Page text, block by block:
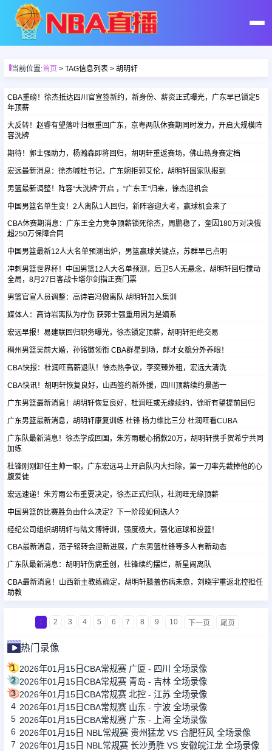
首页
足球直播
篮球直播
足球录像
篮球录像
足球集锦
篮球集锦
当前位置:首页 > TAG信息列表 > 胡明轩
CBA重磅！徐杰抵达四川官宣签新约，新身份、薪资正式曝光，广东早已锁定5
年顶薪
大反转！赵睿有望落叶归根重回广东，京粤两队休赛期同时发力，开启大规模阵
容洗牌
期待！郭士强助力，杨瀚森即将回归，胡明轩重返赛场，佛山热身赛定档
宏远最新消息：徐杰喊杜书记，广东婉拒郭艾伦，胡明轩国家队报到
男篮最新调整！阵容“大洗牌”开启 ，“广东王”归来，徐杰迎机会
中国男篮名单生变！2人离队1人回归，新阵容迎大考，赢球机会来了
CBA休赛期消息：广东王全力竞争顶薪锁死徐杰，周鹏稳了，奎因180万对决俄
超250万保障合同
中国男篮最新12人大名单预测出炉，男篮赢球关键点，苏群早已点明
冲刺男篮世界杯！中国男篮12人大名单预测，后卫5人无悬念，胡明轩回归搅动
全局，8月27日客战卡塔尔剑指正赛门票
男篮官宣人员调整：高诗岩冯傲离队 胡明轩加入集训
媒体人：高诗岩离队为疗伤 获郭士强重用因为是嫡系
宏远早报！易建联回归职务曝光，徐杰锁定顶薪，胡明轩拒绝交易
稠州男篮吴前大婚，孙铭徽领衔 CBA群星到场，郎才女貌分外养眼！
CBA快报：杜润旺高薪退队！徐杰热争议，李奕臻外租，宏远大清洗
CBA快讯！胡明轩恢复良好，山西签约新外援，四川顶薪续约景菡一
广东男篮最新消息！胡明轩恢复良好，杜润旺或无缘续约，徐昕有望提前回归
广东男篮最新消息，胡明轩康复训练 杜锋 杨力维比三分 杜润旺看CUBA
广东队最新消息！徐杰学成回国，朱芳雨暖心捐款20万，胡明轩携手贺希宁共同
加练
杜锋刚刚卸任主帅一职，广东宏远马上开启队内大扫除，第一刀率先裁掉他的心
腹爱徒
宏远速递！朱芳雨公布重要决定，徐杰正式归队，杜润旺无缘顶薪
中国男篮的比赛胜负由什么决定？下一阶段如何选人?
经纪公司组织胡明轩与陆文博特训，强度极大，强化运球和投篮！
CBA最新消息，范子铭转会迎新进展，广东男篮杜锋等多人有新动态
广东队最新消息：胡明轩伤病重创，杜锋续约摆烂，新星闹离队
CBA最新消息！山西新主教练确定，胡明轩膝盖伤病未愈，刘晓宇重返北控担任
助教
1 2 3 4 5 6 7 8 9 10 下一页 尾页
热门录像
1 2026年01月15日CBA常规赛 广厦 - 四川 全场录像
2 2026年01月15日CBA常规赛 青岛 - 吉林 全场录像
3 2026年01月15日CBA常规赛 北控 - 江苏 全场录像
4 2026年01月15日CBA常规赛 山东 - 宁波 全场录像
5 2026年01月15日CBA常规赛 广东 - 上海 全场录像
6 2026年01月15日 NBL常规赛 贵州猛龙 VS 合肥狂风 全场录像
7 2026年01月15日 NBL常规赛 长沙勇胜 VS 安徽皖江龙 全场录像